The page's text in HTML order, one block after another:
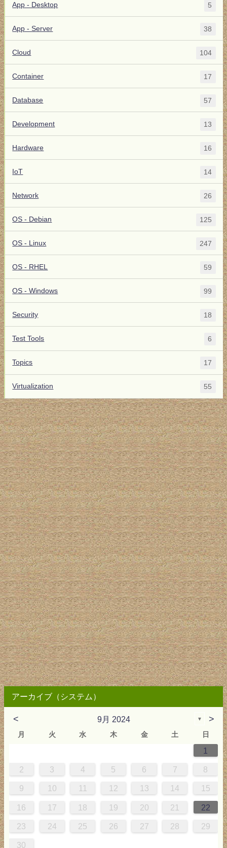
App - Desktop 5
App - Server 38
Cloud 104
Container 17
Database 57
Development 13
Hardware 16
IoT 14
Network 26
OS - Debian 125
OS - Linux 247
OS - RHEL 59
OS - Windows 99
Security 18
Test Tools 6
Topics 17
Virtualization 55
アーカイブ（システム）
< 9月 2024 ▼ >
月 火 水 木 金 土 日
1
2 3 4 5 6 7 8
9 10 11 12 13 14 15
16 17 18 19 20 21 22
23 24 25 26 27 28 29
30